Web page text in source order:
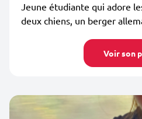
Jeune étudiante qui adore
deux chiens, un berger
Voir son